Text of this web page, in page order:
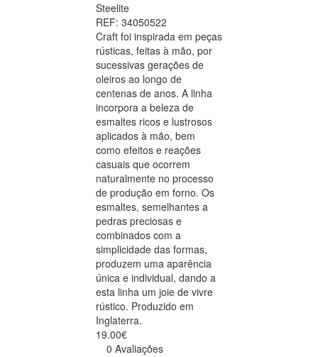
Steelite
REF: 34050522
Craft foi inspirada em peças
rústicas, feitas à mão, por
sucessivas gerações de
oleiros ao longo de
centenas de anos. A linha
incorpora a beleza de
esmaltes ricos e lustrosos
aplicados à mão, bem
como efeitos e reações
casuais que ocorrem
naturalmente no processo
de produção em forno. Os
esmaltes, semelhantes a
pedras preciosas e
combinados com a
simplicidade das formas,
produzem uma aparência
única e individual, dando a
esta linha um joie de vivre
rústico. Produzido em
Inglaterra.
19.00€
0 Avaliações